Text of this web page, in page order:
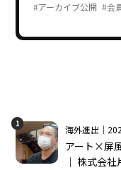
#アーカイブ公開 #会
1
海外進出｜
アート×屏
│ 株式会社